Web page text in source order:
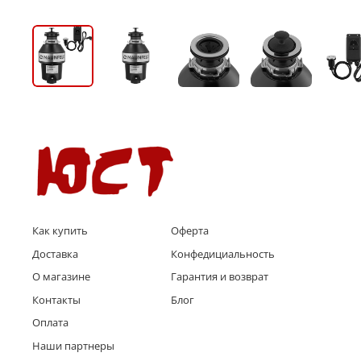
Как купить
Доставка
О магазине
Контакты
Оплата
Наши партнеры
Оферта
Конфедициальность
Гарантия и возврат
Блог